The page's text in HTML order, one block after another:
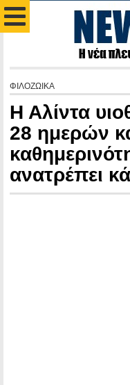
ΦΙΛΟΖΩΙΚΑ
Η Αλίντα
28 ημερών
ανατρέπει